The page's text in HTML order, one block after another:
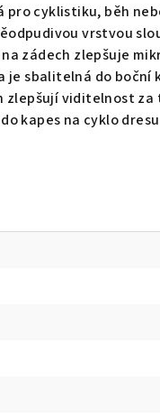
pro cyklistiku, běh
vrstvou
zádech zlepšuje
je sbalitelná do boční
zlepšují viditelnost za
kapes na cyklo